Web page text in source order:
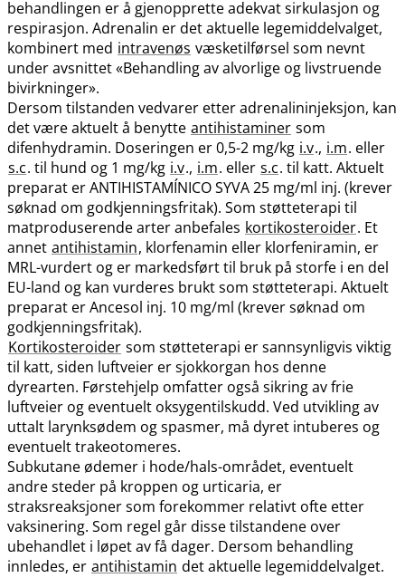
behandlingen er å gjenopprette adekvat sirkulasjon og
respirasjon. Adrenalin er det aktuelle legemiddelvalget,
kombinert med intravenøs væsketilførsel som nevnt
under avsnittet «Behandling av alvorlige og livstruende
bivirkninger».
Dersom tilstanden vedvarer etter adrenalininjeksjon, kan
det være aktuelt å benytte antihistaminer som
difenhydramin. Doseringen er 0,5-2 mg/kg i.v., i.m. eller
s.c. til hund og 1 mg/kg i.v., i.m. eller s.c. til katt. Aktuelt
preparat er ANTIHISTAMÍNICO SYVA 25 mg/ml inj. (krever
søknad om godkjenningsfritak). Som støtteterapi til
matproduserende arter anbefales kortikosteroider. Et
annet antihistamin, klorfenamin eller klorfeniramin, er
MRL-vurdert og er markedsført til bruk på storfe i en del
EU-land og kan vurderes brukt som støtteterapi. Aktuelt
preparat er Ancesol inj. 10 mg/ml (krever søknad om
godkjenningsfritak).
Kortikosteroider som støtteterapi er sannsynligvis viktig
til katt, siden luftveier er sjokkorgan hos denne
dyrearten. Førstehjelp omfatter også sikring av frie
luftveier og eventuelt oksygentilskudd. Ved utvikling av
uttalt larynksødem og spasmer, må dyret intuberes og
eventuelt trakeotomeres.
Subkutane ødemer i hode​/​hals-området, eventuelt
andre steder på kroppen og urticaria, er
straksreaksjoner som forekommer relativt ofte etter
vaksinering. Som regel går disse tilstandene over
ubehandlet i løpet av få dager. Dersom behandling
innledes, er antihistamin det aktuelle legemiddelvalget.